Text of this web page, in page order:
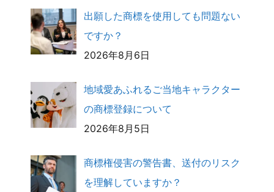
出願した商標を使用しても問題ない
ですか？
2026年8月6日
地域愛あふれるご当地キャラクター
の商標登録について
2026年8月5日
商標権侵害の警告書、送付のリスク
を理解していますか？